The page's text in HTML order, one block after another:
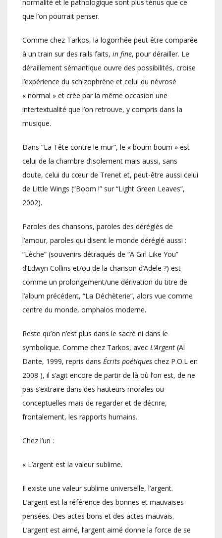
normalité et le pathologique sont plus ténus que ce
que l’on pourrait penser.
Comme chez Tarkos, la logorrhée peut être comparée
à un train sur des rails faits, in fine, pour dérailler. Le
déraillement sémantique ouvre des possibilités, croise
l’expérience du schizophrène et celui du névrosé
« normal » et crée par la même occasion une
intertextualité que l’on retrouve, y compris dans la
musique.
Dans “La Tête contre le mur”, le « boum boum » est
celui de la chambre d’isolement mais aussi, sans
doute, celui du cœur de Trenet et, peut-être aussi celui
de Little Wings (“Boom !” sur “Light Green Leaves”,
2002).
Paroles des chansons, paroles des déréglés de
l’amour, paroles qui disent le monde déréglé aussi :
“Lèche” (souvenirs détraqués de “A Girl Like You”
d’Edwyn Collins et/ou de la chanson d’Adele ?) est
comme un prolongement/une dérivation du titre de
l’album précédent, “La Déchèterie”, alors vue comme
centre du monde, omphalos moderne.
Reste qu’on n’est plus dans le sacré ni dans le
symbolique. Comme chez Tarkos, avec L’Argent (Al
Dante, 1999, repris dans Écrits poétiques chez P.O.L en
2008 ), il s’agit encore de partir de là où l’on est, de ne
pas s’extraire dans des hauteurs morales ou
conceptuelles mais de regarder et de décrire,
frontalement, les rapports humains.
Chez l’un :
« L’argent est la valeur sublime.
Il existe une valeur sublime universelle, l’argent.
L’argent est la référence des bonnes et mauvaises
pensées. Des actes bons et des actes mauvais.
L’argent est aimé, l’argent aimé donne la force de se